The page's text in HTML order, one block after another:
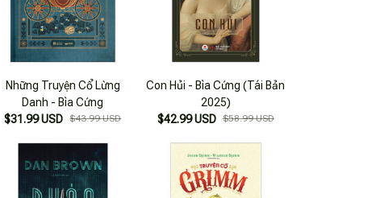
Những Truyện Cổ Lừng
Danh - Bìa Cứng
$31.99 USD
$43.99 USD
Con Hủi - Bìa Cứng (Tái Bản
2025)
$42.99 USD $58.99 USD